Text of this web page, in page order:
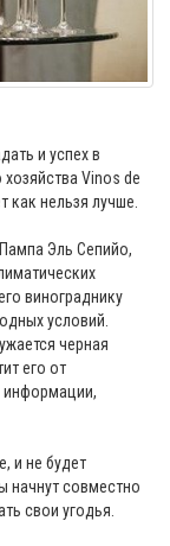
и успех в
Vinos de
как нельзя лучше.
Эль Сепийо,
винограднику
условий.
черная
его от
информации,
и не будет
начнут совместно
свои угодья.